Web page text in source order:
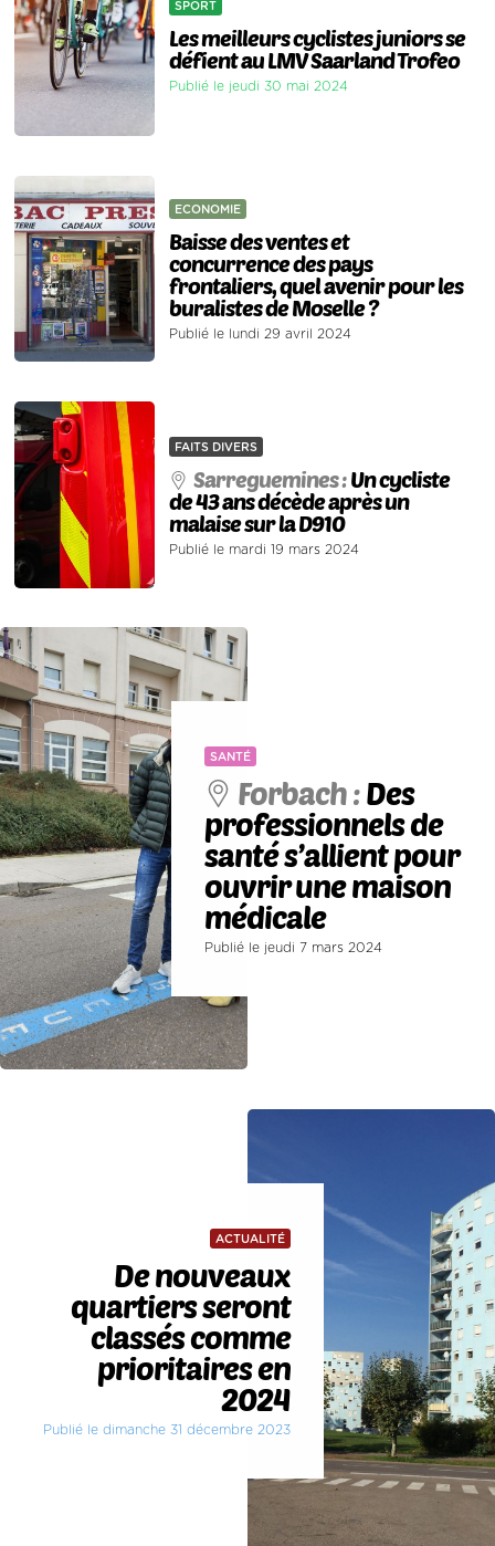
SPORT
Les meilleurs cyclistes juniors se
défient au LMV Saarland Trofeo
Publié le jeudi 30 mai 2024
ECONOMIE
Baisse des ventes et
concurrence des pays
frontaliers, quel avenir pour les
buralistes de Moselle ?
Publié le lundi 29 avril 2024
FAITS DIVERS
Sarreguemines :Un cycliste
de 43 ans décède après un
malaise sur la D910
Publié le mardi 19 mars 2024
SANTÉ
Forbach :Des
professionnels de
santé s’allient pour
ouvrir une maison
médicale
Publié le jeudi 7 mars 2024
ACTUALITÉ
De nouveaux
quartiers seront
classés comme
prioritaires en
2024
Publié le dimanche 31 décembre 2023